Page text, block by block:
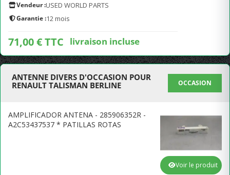
Vendeur :USED WORLD PARTS
Garantie :12 mois
71,00 € TTC livraison incluse
ANTENNE DIVERS D'OCCASION POUR
RENAULT TALISMAN BERLINE
OCCASION
AMPLIFICADOR ANTENA - 285906352R -
A2C53437537 * PATILLAS ROTAS
Voir le produit